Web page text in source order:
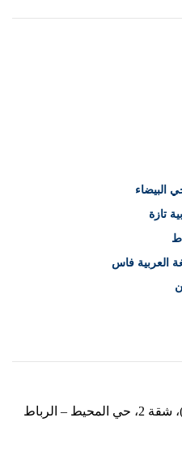
البيضاء
تازة
العربية فاس